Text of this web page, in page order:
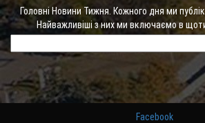
Головні Новини Тижня. Кожного дня ми
Найважливіші з них ми включаємо в
Facebook